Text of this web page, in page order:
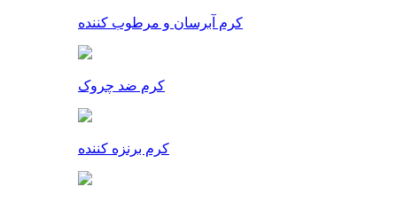
کرم آبرسان و مرطوب کننده
کرم ضد چروک
کرم برنزه کننده